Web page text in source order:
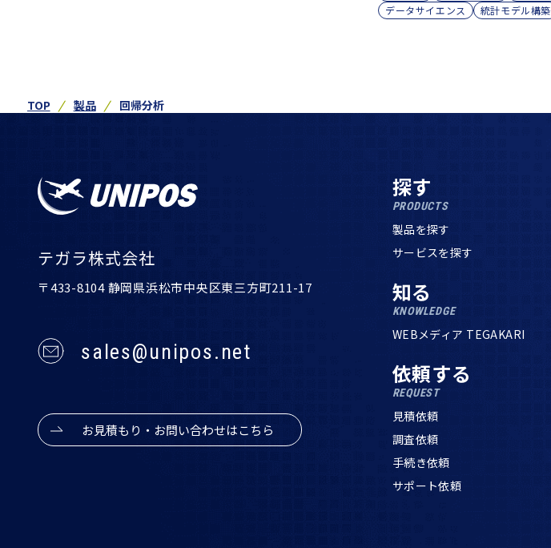
データサイエンス
統計モデル構築
TOP 製品 回帰分析
テガラ株式会社
〒433-8104 静岡県浜松市中央区東三方町211-17
sales@unipos.net
お見積もり・お問い合わせはこちら
探す
PRODUCTS
製品を探す
サービスを探す
知る
KNOWLEDGE
WEBメディア TEGAKARI
依頼する
REQUEST
見積依頼
調査依頼
手続き依頼
サポート依頼